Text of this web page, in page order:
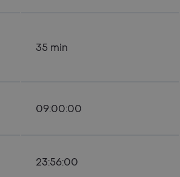
35 min
09:00:00
23:56:00